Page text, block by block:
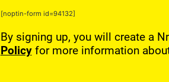
[noptin-form id=94132]
By signing up, you will create a
Policyfor more information